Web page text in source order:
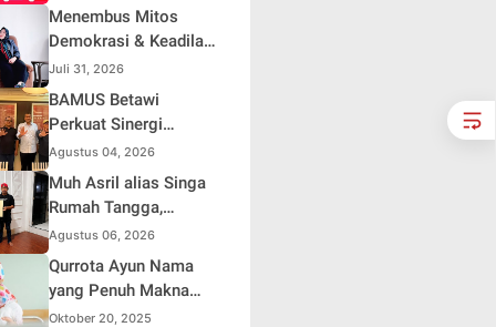
Islam
Menembus Mitos
Demokrasi & Keadilan
Sosial: Adv. Fara
Fariha Rodliyana
Soroti Distorsi
Simpati Publik dan
Aksi Main Hakim
Sendiri
Juli 31, 2026
BAMUS Betawi
Perkuat Sinergi
dengan Polda Metro
Jaya, Tegaskan
Komitmen Menjaga
Jakarta Aman, Damai,
dan Kondusif Jelang
HUT ke-81 Republik
Indonesia
Agustus 04, 2026
Muh Asril alias Singa
Rumah Tangga,
Kreator Kocak yang
Jago Bikin Kisah
Suami Takut Istri Jadi
Hiburan
Agustus 06, 2026
Qurrota Ayun Nama
yang Penuh Makna
dalam Kehidupan
Oktober 20, 2025